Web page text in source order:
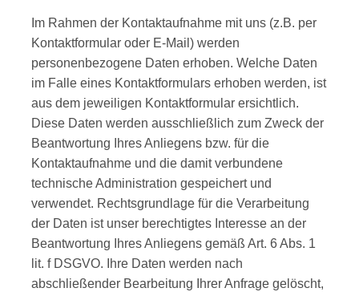
Im Rahmen der Kontaktaufnahme mit uns (z.B. per
Kontaktformular oder E-Mail) werden
personenbezogene Daten erhoben. Welche Daten
im Falle eines Kontaktformulars erhoben werden, ist
aus dem jeweiligen Kontaktformular ersichtlich.
Diese Daten werden ausschließlich zum Zweck der
Beantwortung Ihres Anliegens bzw. für die
Kontaktaufnahme und die damit verbundene
technische Administration gespeichert und
verwendet. Rechtsgrundlage für die Verarbeitung
der Daten ist unser berechtigtes Interesse an der
Beantwortung Ihres Anliegens gemäß Art. 6 Abs. 1
lit. f DSGVO. Ihre Daten werden nach
abschließender Bearbeitung Ihrer Anfrage gelöscht,